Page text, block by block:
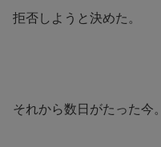
拒否しようと決めた。
それから数日がたった今。